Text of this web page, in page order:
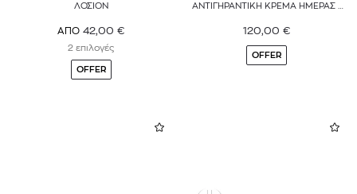
ΛΟΣΙΟΝ
ΑΠΟ 42,00 €
2 επιλογές
OFFER
ΑΝΤΙΓΗΡΑΝΤΙΚΗ ΚΡΕΜΑ ΗΜΕΡΑΣ -
120,00 €
OFFER